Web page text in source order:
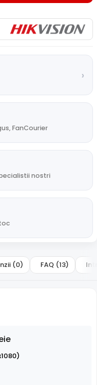
›
FanCourier
nostri
(0) FAQ (13)